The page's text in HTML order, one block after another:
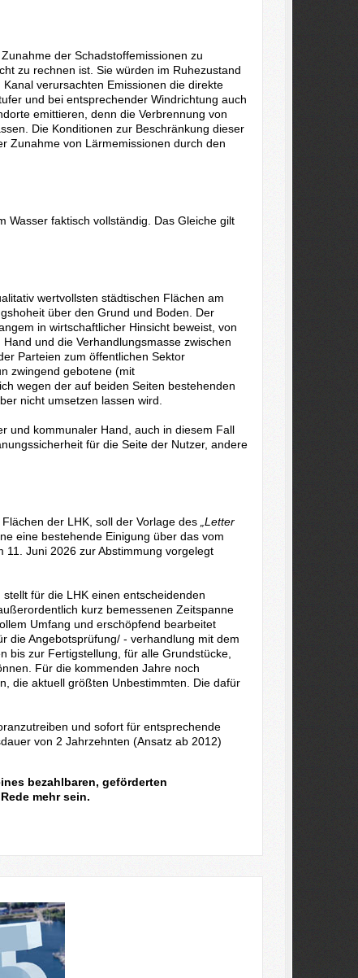
der Schadstoffemissionen zu
zu rechnen ist. Sie würden im Ruhezustand
verursachten Emissionen die direkte
und bei entsprechender Windrichtung auch
emittieren, denn die Verbrennung von
Die Konditionen zur Beschränkung dieser
Zunahme von Lärmemissionen durch den
Wasser faktisch vollständig. Das Gleiche gilt
wertvollsten städtischen Flächen am
über den Grund und Boden. Der
in wirtschaftlicher Hinsicht beweist, von
und die Verhandlungsmasse zwischen
Parteien zum öffentlichen Sektor
zwingend gebotene (mit
wegen der auf beiden Seiten bestehenden
nicht umsetzen lassen wird.
und kommunaler Hand, auch in diesem Fall
für die Seite der Nutzer, andere
der LHK, soll der Vorlage des „Letter
eine bestehende Einigung über das vom
Juni 2026 zur Abstimmung vorgelegt
für die LHK einen entscheidenden
kurz bemessenen Zeitspanne
Umfang und erschöpfend bearbeitet
die Angebotsprüfung/ - verhandlung mit dem
bis zur Fertigstellung, für alle Grundstücke,
Für die kommenden Jahre noch
die aktuell größten Unbestimmten. Die dafür
und sofort für entsprechende
von 2 Jahrzehnten (Ansatz ab 2012)
bezahlbaren, geförderten
mehr sein.